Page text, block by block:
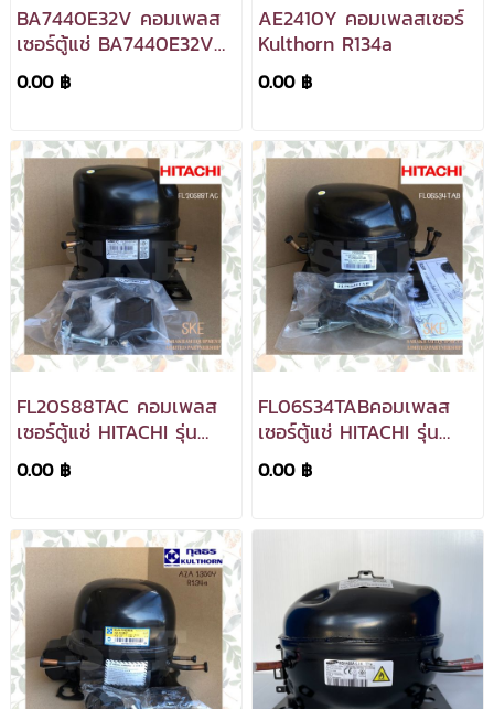
BA7440E32V คอมเพลส
เซอร์ตู้แช่ BA7440E32V
R22
0.00 ฿
AE2410Y คอมเพลสเซอร์
Kulthorn R134a
0.00 ฿
FL20S88TAC คอมเพลส
เซอร์ตู้แช่ HITACHI รุ่น
FL20S88TAC
0.00 ฿
FL06S34TABคอมเพลส
เซอร์ตู้แช่ HITACHI รุ่น
FL06S34TAB
0.00 ฿